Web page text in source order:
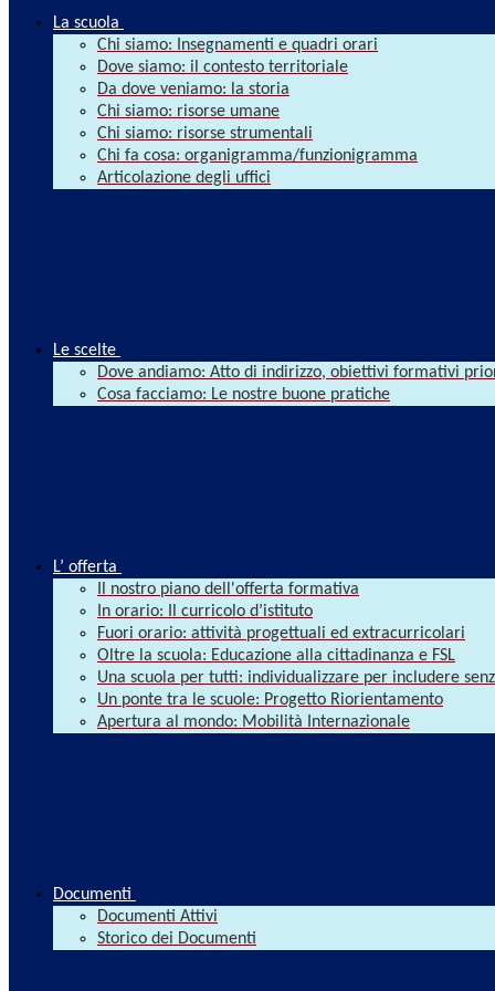
La scuola
Chi siamo: Insegnamenti e quadri orari
Dove siamo: il contesto territoriale
Da dove veniamo: la storia
Chi siamo: risorse umane
Chi siamo: risorse strumentali
Chi fa cosa: organigramma/funzionigramma
Articolazione degli uffici
Le scelte
Dove andiamo: Atto di indirizzo, obiettivi formativi
Cosa facciamo: Le nostre buone pratiche
L’ offerta
Il nostro piano dell'offerta formativa
In orario: Il curricolo d’istituto
Fuori orario: attività progettuali ed extracurricolari
Oltre la scuola: Educazione alla cittadinanza e FSL
Una scuola per tutti: individualizzare per includere
Un ponte tra le scuole: Progetto Riorientamento
Apertura al mondo: Mobilità Internazionale
Documenti
Documenti Attivi
Storico dei Documenti